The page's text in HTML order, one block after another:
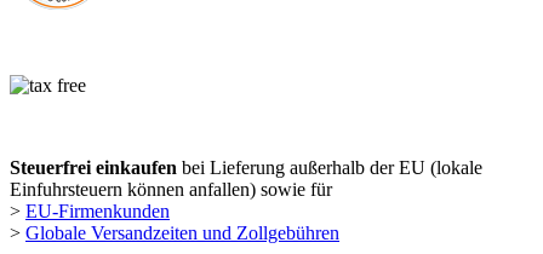
Steuerfrei einkaufen bei Lieferung außerhalb der EU (lokale
Einfuhrsteuern können anfallen) sowie für
> EU-Firmenkunden
> Globale Versandzeiten und Zollgebühren